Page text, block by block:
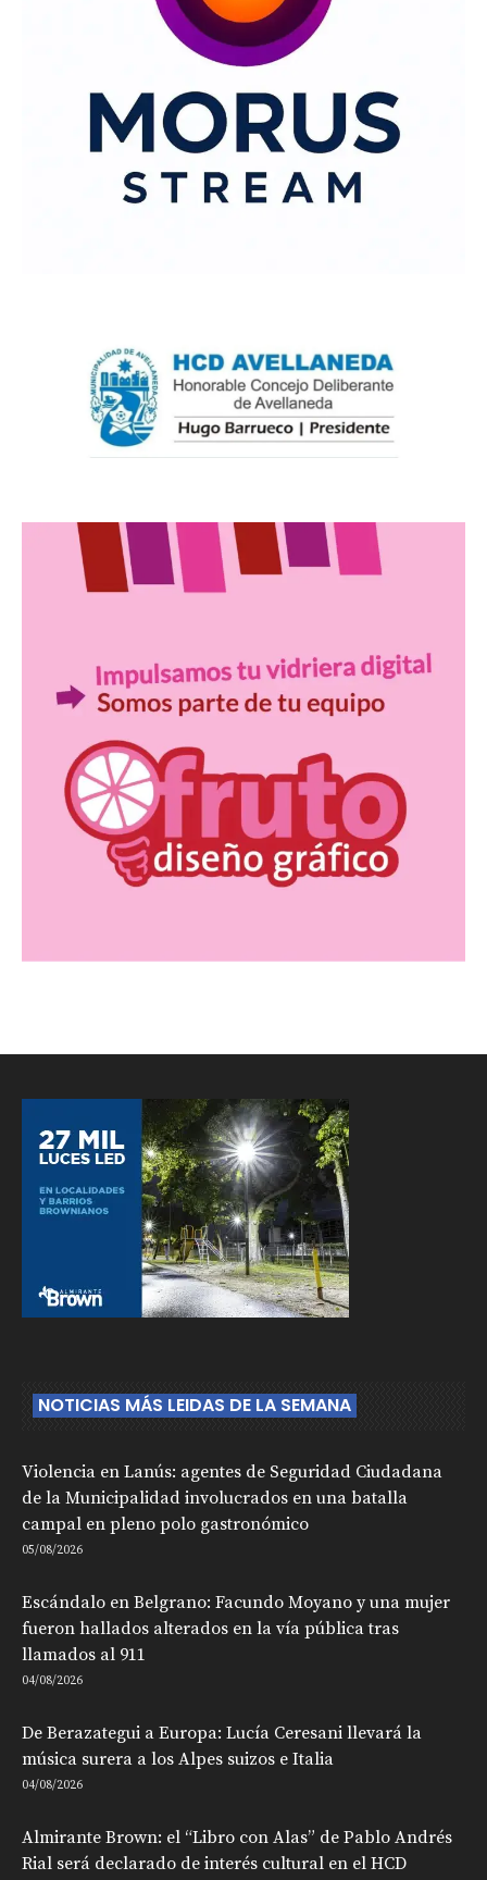
NOTICIAS MÁS LEIDAS DE LA SEMANA
Violencia en Lanús: agentes de Seguridad Ciudadana
de la Municipalidad involucrados en una batalla
campal en pleno polo gastronómico
05/08/2026
Escándalo en Belgrano: Facundo Moyano y una mujer
fueron hallados alterados en la vía pública tras
llamados al 911
04/08/2026
De Berazategui a Europa: Lucía Ceresani llevará la
música surera a los Alpes suizos e Italia
04/08/2026
Almirante Brown: el “Libro con Alas” de Pablo Andrés
Rial será declarado de interés cultural en el HCD